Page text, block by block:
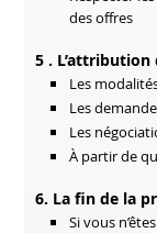
des offres
5 . L’attribution
Les
Les
Les
À partir de
6. La fin de la
Si vous